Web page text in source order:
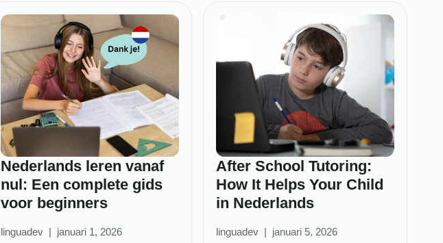
Nederlands leren vanaf
nul: Een complete gids
voor beginners
linguadev januari 1, 2026
After School Tutoring:
How It Helps Your Child
in Nederlands
linguadev januari 5, 2026